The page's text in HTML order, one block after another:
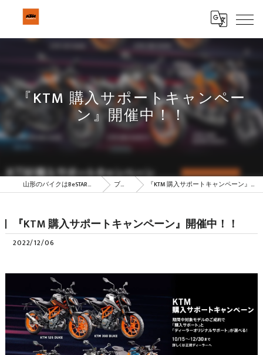
『KTM 購入サポートキャンペー
ン』開催中！！
山形のバイクはBeSTAR株式会社 ブログ 『KTM 購入サポートキャンペーン』開催中！！
『KTM 購入サポートキャンペーン』開催中！！
2022/12/06